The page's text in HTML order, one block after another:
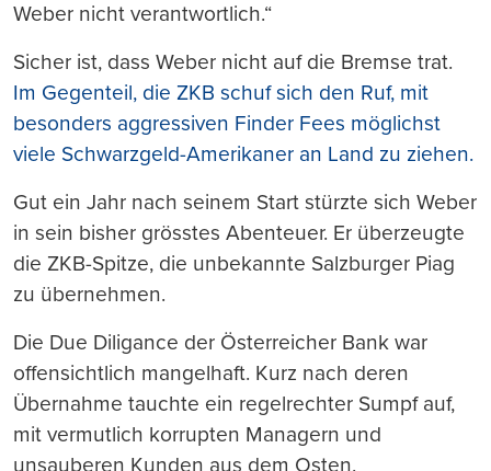
Weber nicht verantwortlich.“
Sicher ist, dass Weber nicht auf die Bremse trat.
Im Gegenteil, die ZKB schuf sich den Ruf, mit
besonders aggressiven Finder Fees möglichst
viele Schwarzgeld-Amerikaner an Land zu ziehen.
Gut ein Jahr nach seinem Start stürzte sich Weber
in sein bisher grösstes Abenteuer. Er überzeugte
die ZKB-Spitze, die unbekannte Salzburger Piag
zu übernehmen.
Die Due Diligance der Österreicher Bank war
offensichtlich mangelhaft. Kurz nach deren
Übernahme tauchte ein regelrechter Sumpf auf,
mit vermutlich korrupten Managern und
unsauberen Kunden aus dem Osten.